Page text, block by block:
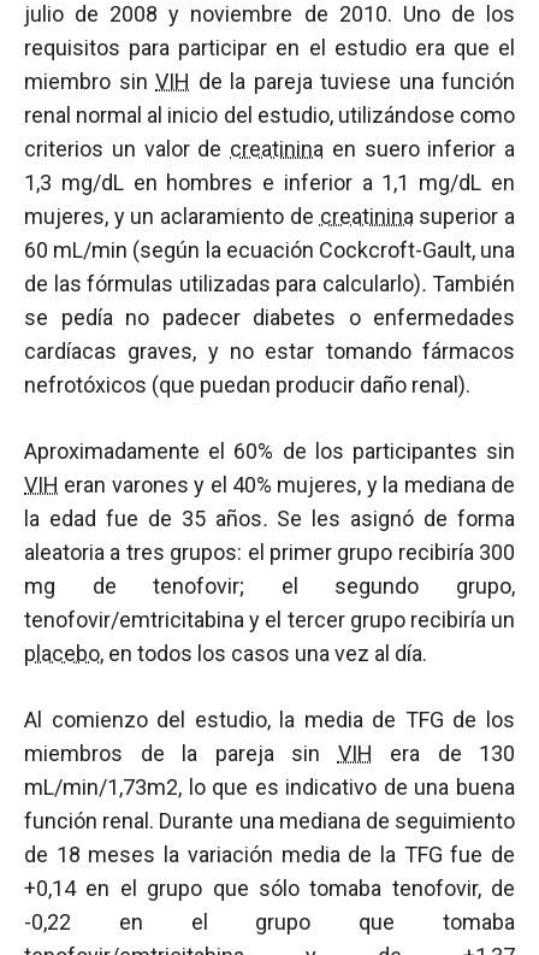
julio de 2008 y noviembre de 2010. Uno de los
requisitos para participar en el estudio era que el
miembro sin VIH de la pareja tuviese una función
renal normal al inicio del estudio, utilizándose como
criterios un valor de creatinina en suero inferior a
1,3 mg/dL en hombres e inferior a 1,1 mg/dL en
mujeres, y un aclaramiento de creatinina superior a
60 mL/min (según la ecuación Cockcroft-Gault, una
de las fórmulas utilizadas para calcularlo). También
se pedía no padecer diabetes o enfermedades
cardíacas graves, y no estar tomando fármacos
nefrotóxicos (que puedan producir daño renal).
Aproximadamente el 60% de los participantes sin
VIH eran varones y el 40% mujeres, y la mediana de
la edad fue de 35 años. Se les asignó de forma
aleatoria a tres grupos: el primer grupo recibiría 300
mg de tenofovir; el segundo grupo,
tenofovir/emtricitabina y el tercer grupo recibiría un
placebo, en todos los casos una vez al día.
Al comienzo del estudio, la media de TFG de los
miembros de la pareja sin VIH era de 130
mL/min/1,73m2, lo que es indicativo de una buena
función renal. Durante una mediana de seguimiento
de 18 meses la variación media de la TFG fue de
+0,14 en el grupo que sólo tomaba tenofovir, de
-0,22 en el grupo que tomaba